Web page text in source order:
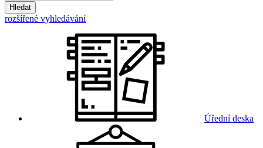
Hledat
rozšířené vyhledávání
Úřední deska